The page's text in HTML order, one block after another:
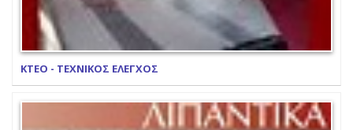
ΚΤΕΟ - ΤΕΧΝΙΚΟΣ ΕΛΕΓΧΟΣ